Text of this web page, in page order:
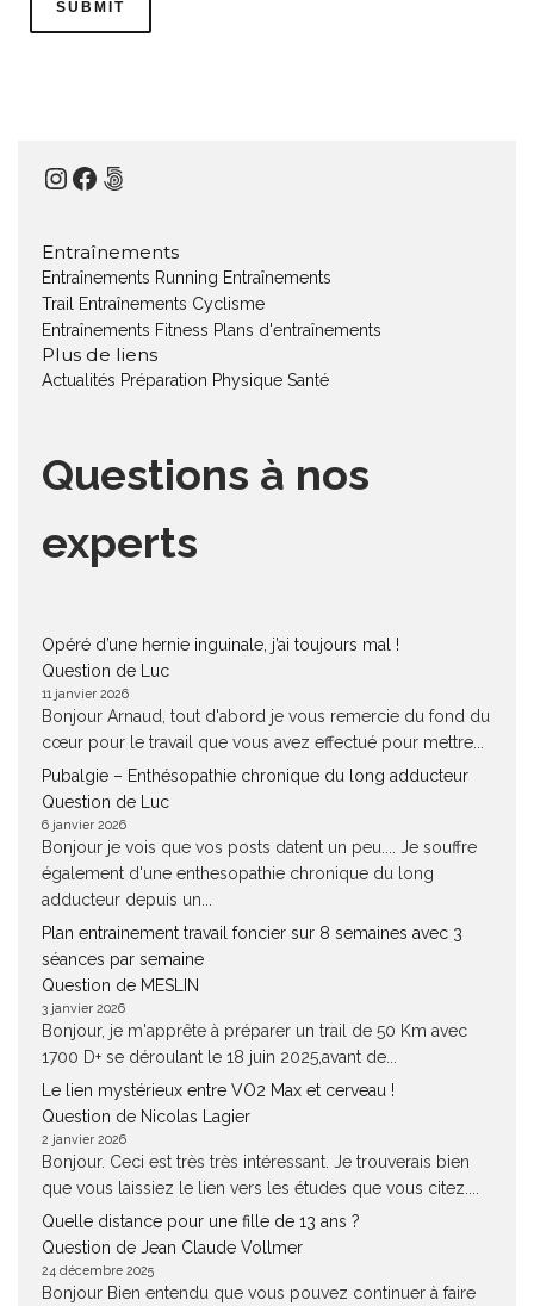
Instagram
Facebook
500px
Entraînements
Entraînements Running Entraînements
Trail
Entraînements Cyclisme
Entraînements Fitness Plans d'entraînements
Plus de liens
Actualités Préparation Physique Santé
Questions à nos
experts
Opéré d’une hernie inguinale, j’ai toujours mal !
Question de Luc
11 janvier 2026
Bonjour Arnaud, tout d'abord je vous remercie du fond du
cœur pour le travail que vous avez effectué pour mettre...
Pubalgie – Enthésopathie chronique du long adducteur
Question de Luc
6 janvier 2026
Bonjour je vois que vos posts datent un peu.... Je souffre
également d'une enthesopathie chronique du long
adducteur depuis un...
Plan entrainement travail foncier sur 8 semaines avec 3
séances par semaine
Question de MESLIN
3 janvier 2026
Bonjour, je m'apprête à préparer un trail de 50 Km avec
1700 D+ se déroulant le 18 juin 2025,avant de...
Le lien mystérieux entre VO2 Max et cerveau !
Question de Nicolas Lagier
2 janvier 2026
Bonjour. Ceci est très très intéressant. Je trouverais bien
que vous laissiez le lien vers les études que vous citez....
Quelle distance pour une fille de 13 ans ?
Question de Jean Claude Vollmer
24 décembre 2025
Bonjour Bien entendu que vous pouvez continuer à faire